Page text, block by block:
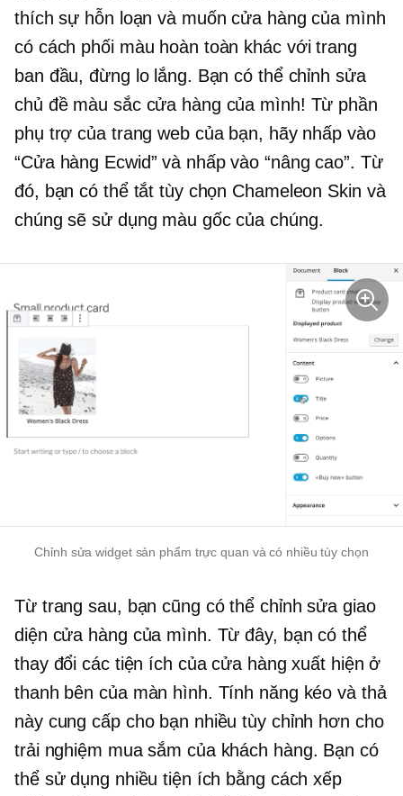
thích sự hỗn loạn và muốn cửa hàng của mình
có cách phối màu hoàn toàn khác với trang
ban đầu, đừng lo lắng. Bạn có thể chỉnh sửa
chủ đề màu sắc cửa hàng của mình! Từ phần
phụ trợ của trang web của bạn, hãy nhấp vào
“Cửa hàng Ecwid” và nhấp vào “nâng cao”. Từ
đó, bạn có thể tắt tùy chọn Chameleon Skin và
chúng sẽ sử dụng màu gốc của chúng.
Chỉnh sửa widget sản phẩm trực quan và có nhiều tùy chọn
Từ trang sau, bạn cũng có thể chỉnh sửa giao
diện cửa hàng của mình. Từ đây, bạn có thể
thay đổi các tiện ích của cửa hàng xuất hiện ở
thanh bên của màn hình. Tính năng kéo và thả
này cung cấp cho bạn nhiều tùy chỉnh hơn cho
trải nghiệm mua sắm của khách hàng. Bạn có
thể sử dụng nhiều tiện ích bằng cách xếp